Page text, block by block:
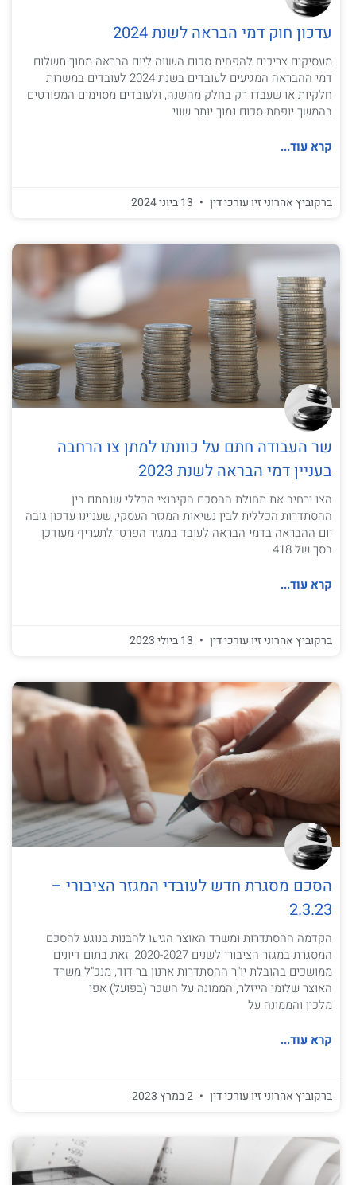
עדכון חוק דמי הבראה לשנת 2024
מעסיקים צריכים להפחית סכום השווה ליום הבראה מתוך תשלום
דמי ההבראה המגיעים לעובדים בשנת 2024 לעובדים במשרות
חלקיות או שעבדו רק בחלק מהשנה, ולעובדים מסוימים המפורטים
בהמשך יופחת סכום נמוך יותר שווי
קרא עוד...
ברקוביץ אהרוני זיו עורכי דין
שר העבודה חתם על כוונתו למתן צו הרחבה
בעניין דמי הבראה לשנת 2023
הצו ירחיב את תחולת ההסכם הקיבוצי הכללי שנחתם בין
ההסתדרות הכללית לבין נשיאות המגזר העסקי, שעניינו עדכון גובה
יום ההבראה בדמי הבראה לעובד במגזר הפרטי לתעריף מעודכן
בסך של 418
קרא עוד...
ברקוביץ אהרוני זיו עורכי דין
הסכם מסגרת חדש לעובדי המגזר הציבורי –
2.3.23
הקדמה ההסתדרות ומשרד האוצר הגיעו להבנות בנוגע להסכם
המסגרת במגזר הציבורי לשנים 2020-2027, זאת בתום דיונים
ממושכים בהובלת יו"ר ההסתדרות ארנון בר-דוד, מנכ"ל משרד
האוצר שלומי הייזלר, הממונה על השכר (בפועל) אפי
מלכין והממונה על
קרא עוד...
ברקוביץ אהרוני זיו עורכי דין